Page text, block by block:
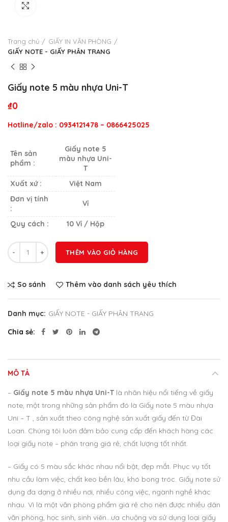
Trang chủ
GIẤY IN VĂN PHÒNG
GIẤY NOTE - GIẤY PHÂN TRANG
Giấy note 5 màu nhựa Uni-T
₫0
Hotline/zalo : 0934121478 – 0866425025
Tên sản
phẩm :
Giấy note 5
màu nhựa Uni-
T
Xuất xứ :
Việt Nam
Đơn vị tính
:
Vỉ
Quy cách : 10 Vỉ / Hộp
Số lượng
THÊM VÀO GIỎ HÀNG
So sánh Thêm vào danh sách yêu thích
Danh mục: GIẤY NOTE - GIẤY PHÂN TRANG
Chia sẻ
MÔ TẢ
– Giấy note 5 màu nhựa Uni-Tlà nhãn hiệu nổi tiếng về giấy
note, một trong những sản phẩm đó là Giấy note 5 màu nhựa
Uni – T , sản xuất theo công nghệ sản xuất giấy đến từ Đài
Loan. Chúng tôi luôn đảm bảo cung cấp đến khách hàng các
loại giấy note – phân trang giá rẻ, chất lượng tốt nhất.
– Giấy có 5 màu sắc khác nhau nổi bật, đẹp mắt. Phục vụ tốt
nhu cầu làm việc, chất keo bền lâu, khó bong tróc. Giấy note sử
dụng đa dạng ở nhiều nơi, nhiều công việc, ngành nghề khác
nhau. Vì là một văn phòng phẩm giá rẻ cho nên được nhiều dân
văn phòng, học sinh, sinh viên…ưa chuộng và sử dụng loại giấy